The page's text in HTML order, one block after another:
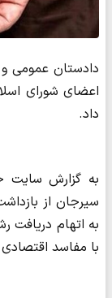
دادستان عمومی
اعضای شورای
داد.
به گزارش سایت
سیرجان از
به اتهام دریافت
با مفاسد